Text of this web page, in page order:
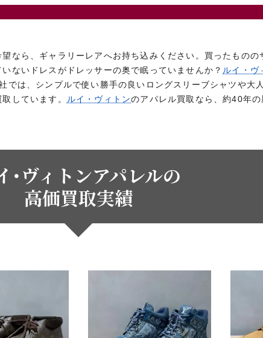
なら、ギャラリーレアへお持ち込みください。買ったものの
ないドレスがドレッサーの奥で眠っていませんか？ ルイ・ヴ
では、シンプルで使い勝手の良いロングスリーブシャツや大
しています。
ルイ・ヴィトンのアパレル買取なら、約40年の
･ヴィトンアパレルの
高価買取実績